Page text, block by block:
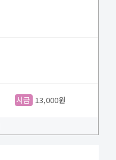
시급 13,000원